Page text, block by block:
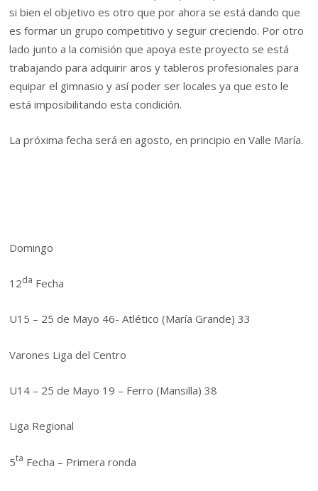
si bien el objetivo es otro que por ahora se está dando que
es formar un grupo competitivo y seguir creciendo. Por otro
lado junto a la comisión que apoya este proyecto se está
trabajando para adquirir aros y tableros profesionales para
equipar el gimnasio y así poder ser locales ya que esto le
está imposibilitando esta condición.
La próxima fecha será en agosto, en principio en Valle María.
Domingo
12da Fecha
U15 – 25 de Mayo 46- Atlético (María Grande) 33
Varones Liga del Centro
U14 – 25 de Mayo 19 – Ferro (Mansilla) 38
Liga Regional
5ta Fecha – Primera ronda